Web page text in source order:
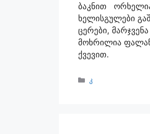
ბაკნით
ხელისგულები
ცერები,
მოხრილია
ქვევით.
კ